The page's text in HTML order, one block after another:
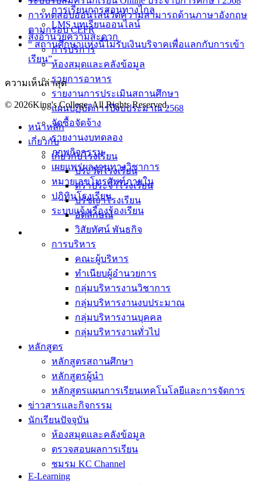
การเรียนการสอนทางไกล
LMS บทเรียนออนไลน์
สิ่งอำนวยความสะดวก
การบริการ
ห้องสมุดและคลังข้อมูล
รายการอาหาร
รายงานการประเมินสถานศึกษา
แผนปฏิบัติการปีงบประมาณ 2568
จัดซื้อจัดจ้าง
รายงานงบทดลอง
ภาพกิจกรรม
เผยแพร่ผลงานทางวิชาการ
หมายเลขโทรศัพท์ภายใน
ปฎิทินโรงเรียน
ระบบแจ้งเรื่องร้องเรียน
การทดสอบออนไลน์วัดความสามารถด้านภาษาอังกฤษ
ตามกรอบ CEFR
“ สถานศึกษาแห่งนี้ไม่รับเงินบริจาคเพื่อแลกกับการเข้า
เรียน”
ความเห็นล่าสุด
© 2026King's College. All Rights Reserved.
หน้าหลัก
เกี่ยวกับ
เกี่ยวกับโรงเรียน
ประวัติโรงเรียน
ตราประจำโรงเรียน
ปรัชญาโรงเรียน
อัตลักษณ์
วิสัยทัศน์ พันธกิจ
การบริหาร
คณะผู้บริหาร
ทำเนียบผู้อำนวยการ
กลุ่มบริหารงานวิชาการ
กลุ่มบริหารงานงบประมาณ
กลุ่มบริหารงานบุคคล
กลุ่มบริหารงานทั่วไป
หลักสูตร
หลักสูตรสถานศึกษา
หลักสูตรผู้นำ
หลักสูตรแผนการเรียนเทคโนโลยีและการจัดการ
ข่าวสารและกิจกรรม
นักเรียนปัจจุบัน
ห้องสมุดและคลังข้อมูล
ตรวจสอบผลการเรียน
ชมรม KC Channel
E-Learning